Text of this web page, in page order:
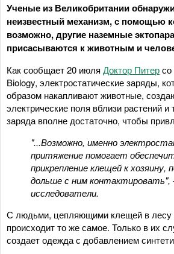
Ученые из Великобритании
неизвестный механизм, с помощью
возможно, другие наземные
присасываются к животным и
Как сообщает 20 июля Доктор Питер
Biology, электростатические заряды,
образом накапливают животные,
электрические поля вблизи растений
заряда вполне достаточно, чтобы
"...Возможно, именно
притяжение помогает
прикрепление клещей к хозяину,
дольше с ним
исследователи.
С людьми, цепляющими клещей в лесу
происходит то же самое. Только в их
создает одежда с добавлением